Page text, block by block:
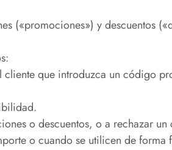
(«promociones») y descuentos
cliente que introduzca un código
o descuentos, o a rechazar
o cuando se utilicen de forma